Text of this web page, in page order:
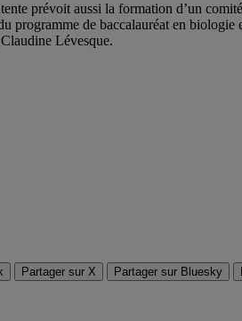
prévoit aussi la formation d’un
programme de baccalauréat en
Lévesque.
Partager sur X Partager sur Bluesky